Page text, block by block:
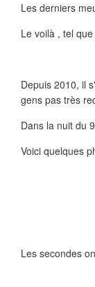
Les derniers
Le voilà , tel
Depuis 2010, il
gens pas très
Dans la nuit du
Voici quelques
Les secondes